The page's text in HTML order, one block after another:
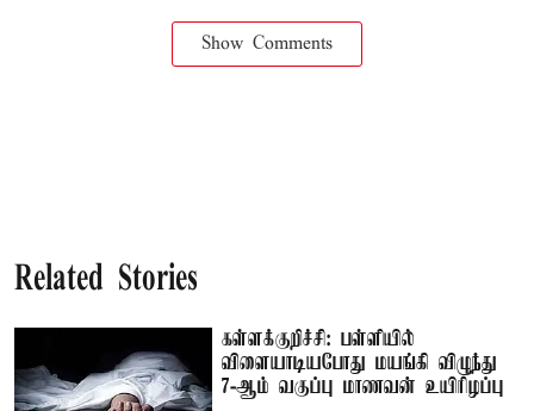
Show Comments
Related Stories
கள்ளக்குறிச்சி: பள்ளியில்
விளையாடியபோது மயங்கி விழுந்து
7-ஆம் வகுப்பு மாணவன் உயிரிழப்பு